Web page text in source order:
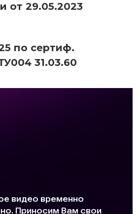
от 29.05.2023
по сертиф.
31.03.60